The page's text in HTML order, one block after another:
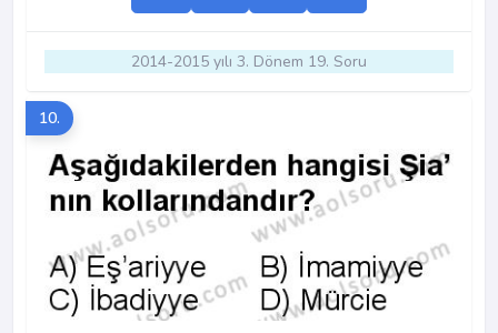
2014-2015 yılı 3. Dönem 19. Soru
10.